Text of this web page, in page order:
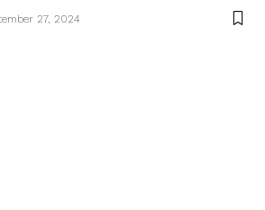
27, 2024